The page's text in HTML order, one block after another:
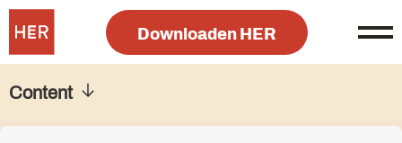
Downloaden HER
Content